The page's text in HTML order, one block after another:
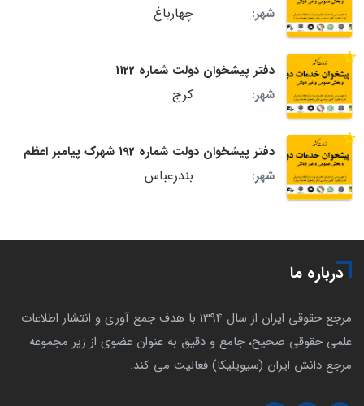
شهر:
چهارباغ
دفتر پیشخوان دولت شماره 1122
شهر:
کرج
دفتر پیشخوان دولت شماره 192 شهرک پیامبر اعظم
شهر:
بندرعباس
درباره ما
مرجع حقوقی ایران از سال 1394 با هدف جمع آوری و انتشار اطلاعات
علمی حقوقی صحیح، جامع و دقیق به عنوان عضوی از زیر مجموعه
مرجع دانش ایران (سیویلیکا) فعالیت می کند.